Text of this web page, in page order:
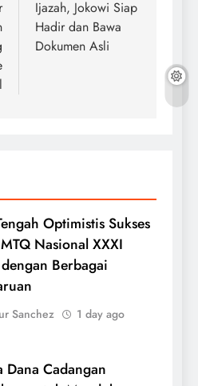
Ijazah, Jokowi Siap
Hadir dan Bawa
Dokumen Asli
Optimistis Sukses
Nasional XXXI
Berbagai
Sanchez 1 day ago
Dana Cadangan